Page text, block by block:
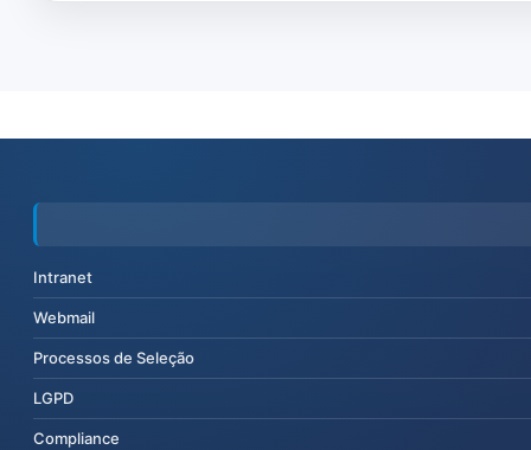
Intranet
Webmail
Processos de Seleção
LGPD
Compliance